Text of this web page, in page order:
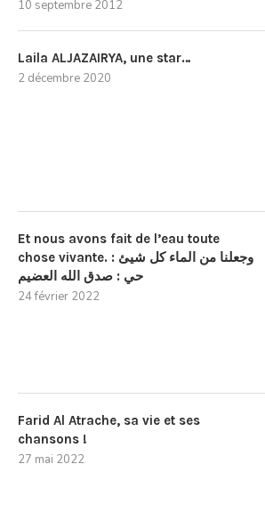
10 septembre 2012
Laila ALJAZAIRYA, une star…
2 décembre 2020
Et nous avons fait de l’eau toute
chose vivante. : وجعلنا من الماء كل شيئ
حي : صدق الله العضيم
24 février 2022
Farid Al Atrache, sa vie et ses
chansons !
27 mai 2022